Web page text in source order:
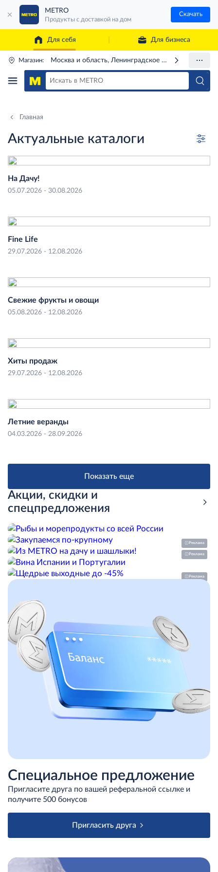
METRO
Продукты с доставкой на дом
Скачать
Для себя Для бизнеса
Магазин: Москва и область, Ленинградское ш., 71Г
Главная
Актуальные каталоги
На Дачу!
05.07.2026 - 30.08.2026
Fine Life
29.07.2026 - 12.08.2026
Свежие фрукты и овощи
05.08.2026 - 12.08.2026
Хиты продаж
29.07.2026 - 12.08.2026
Летние веранды
04.03.2026 - 28.09.2026
Показать еще
Акции, скидки и
спецпредложения
Реклама
Реклама
Реклама
Скопировать
Специальное предложение
Пригласите друга по вашей реферальной ссылке и
получите 500 бонусов
Пригласить друга